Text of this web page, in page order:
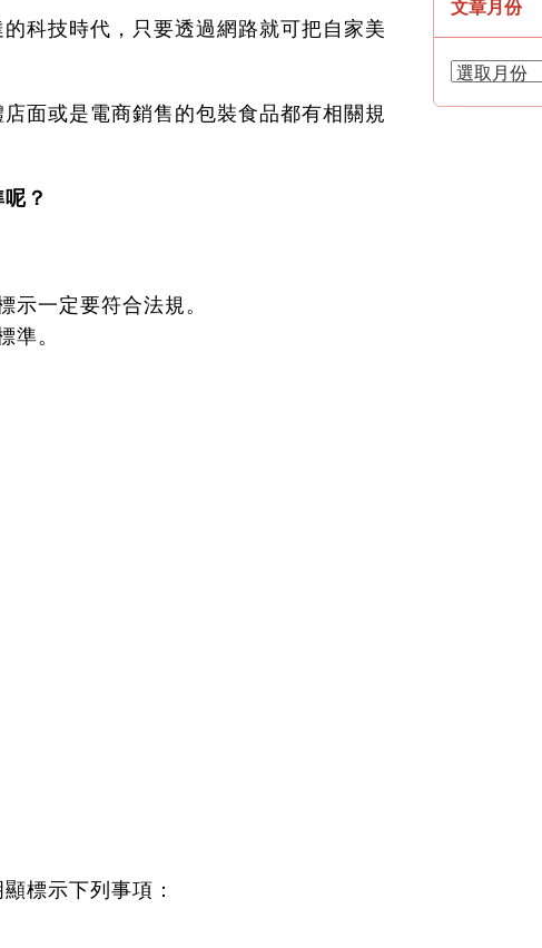
科技時代，只要透過網路就可把自家美
面或是電商銷售的包裝食品都有相關規
？
示一定要符合法規。
準。
標示下列事項：
文章月份
文